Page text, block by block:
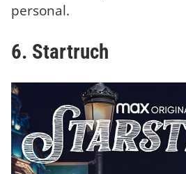
personal.
6. Startruch